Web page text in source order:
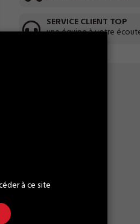
SERVICE CLIENT TOP
une équipe à votre
à ce site